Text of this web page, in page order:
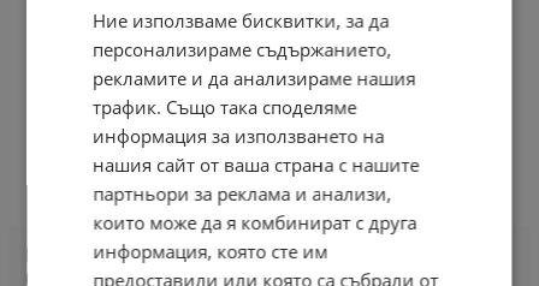
Гласовете на вейпърите, чути в Женева по
време на COP9
Ние използваме бисквитки, за да
персонализираме съдържанието,
рекламите и да анализираме нашия
трафик. Също така споделяме
информация за използването на
нашия сайт от ваша страна с нашите
партньори за реклама и анализи,
които може да я комбинират с друга
информация, която сте им
предоставили или която са събрали от